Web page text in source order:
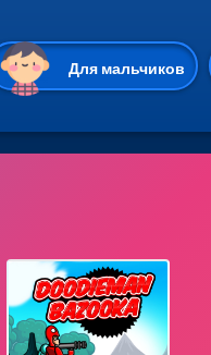
Для мальчиков
Казуальные
Симуляторы